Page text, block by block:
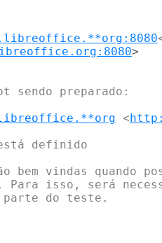
sendo preparado:
<
definido
bem vindas quando
isso, será
do teste.